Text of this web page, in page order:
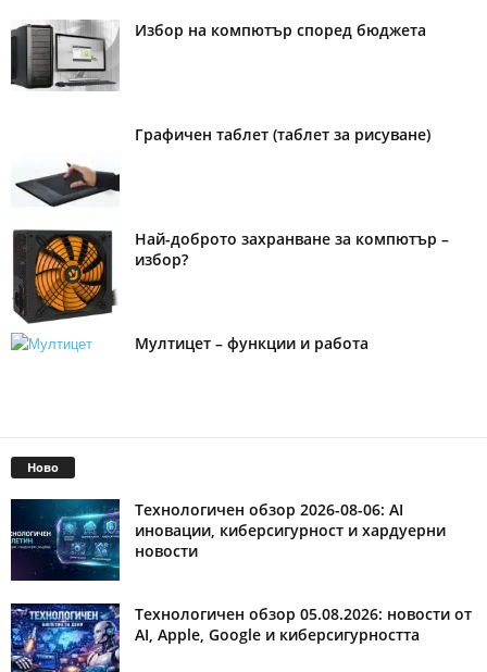
Избор на компютър според бюджета
Графичен таблет (таблет за рисуване)
Най-доброто захранване за компютър –
избор?
Мултицет – функции и работа
Ново
Технологичен обзор 2026-08-06: AI
иновации, киберсигурност и хардуерни
новости
Технологичен обзор 05.08.2026: новости от
AI, Apple, Google и киберсигурността